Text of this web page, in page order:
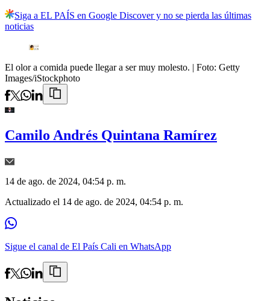
Siga a EL PAÍS en Google Discover y no se pierda las últimas
noticias
El olor a comida puede llegar a ser muy molesto. | Foto: Getty
Images/iStockphoto
Camilo Andrés Quintana Ramírez
14 de ago. de 2024, 04:54 p. m.
Actualizado el 14 de ago. de 2024, 04:54 p. m.
Sigue el canal de El País Cali en WhatsApp